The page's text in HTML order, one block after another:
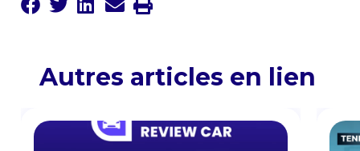
Autres articles en lien